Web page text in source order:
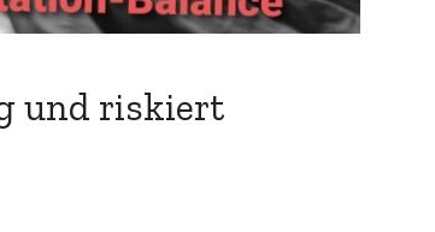
und riskiert